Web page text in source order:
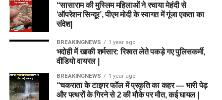
“सासाराम की मुस्लिम महिलाओं ने रचाया मेहंदी से
‘ऑपरेशन सिन्दूर’, पीएम मोदी के स्वागत में गूंजा एकता का
संदेश|
BREAKINGNEWS 1 year ago
भदोही में खाकी शर्मसार: रिश्वत लेते पकड़े गए पुलिसकर्मी,
वीडियो वायरल |
BREAKINGNEWS 1 year ago
“चकराता के टाइगर फॉल में प्रकृति का कहर — भारी पेड़
और पत्थरों के गिरने से 2 की मौके पर मौत, कई घायल |